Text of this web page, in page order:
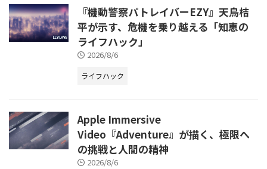
『機動警察パトレイバーEZY』天鳥桔
平が示す、危機を乗り越える「知恵の
ライフハック」
2026/8/6
ライフハック
Apple Immersive
Video『Adventure』が描く、極限へ
の挑戦と人間の精神
2026/8/6